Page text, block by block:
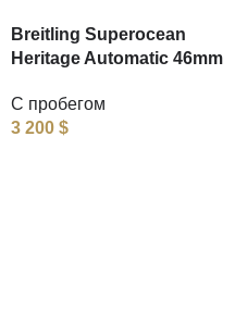
Breitling Superocean
Heritage Automatic 46mm
С пробегом
3 200 $